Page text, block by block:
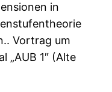
in
Vortrag um
„AUB 1″ (Alte